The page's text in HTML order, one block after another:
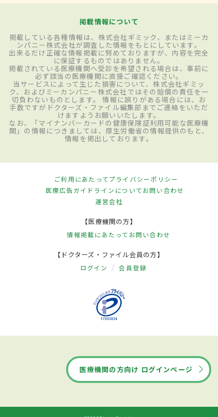
掲載情報について
掲載している各種情報は、株式会社ギミック、またはミーカ
ンパニー株式会社が調査した情報をもとにしています。
出来るだけ正確な情報掲載に努めておりますが、内容を完全
に保証するものではありません。
掲載されている医療機関へ受診を希望される場合は、事前に
必ず該当の医療機関に直接ご確認ください。
当サービスによって生じた損害について、株式会社ギミッ
ク、およびミーカンパニー株式会社ではその賠償の責任を一
切負わないものとします。 情報に誤りがある場合には、お
手数ですがドクターズ・ファイル編集部までご連絡をいただ
けますようお願いいたします。
なお、「マイナンバーカードの健康保険証利用可能な医療機
関」の情報につきましては、厚生労働省の情報提供のもと、
情報を掲出しております。
ご利用にあたってプライバシーポリシー
医療広告ガイドラインについてお問い合わせ
運営会社
【医療機関の方】
情報掲載にあたって お問い合わせ
【ドクターズ・ファイル会員の方】
ログイン 会員登録
医療機関の方向け ログインページ